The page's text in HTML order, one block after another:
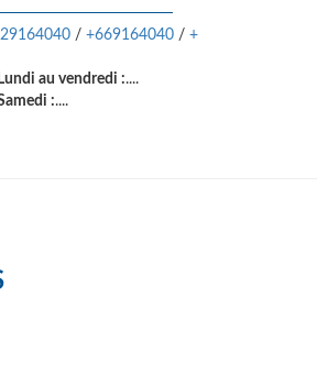
/ +669164040 / +
Lundi au vendredi :....
:....